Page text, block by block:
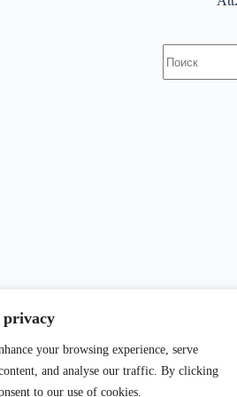
privacy
your browsing experience, serve
and analyse our traffic. By clicking
to our use of cookies.
не
найдено